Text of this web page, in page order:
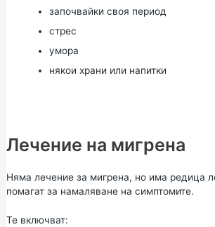
започвайки своя период
стрес
умора
някои храни или напитки
Лечение на мигрена
Няма лечение за мигрена, но има редица
помагат за намаляване на симптомите.
Те включват: